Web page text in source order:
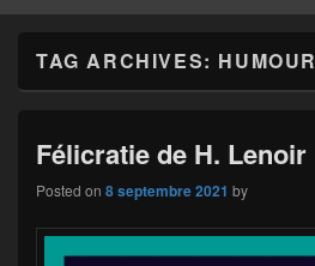
TAG ARCHIVES: HUMOUR
Félicratie de H. Lenoir
Posted on 8 septembre 2021 by